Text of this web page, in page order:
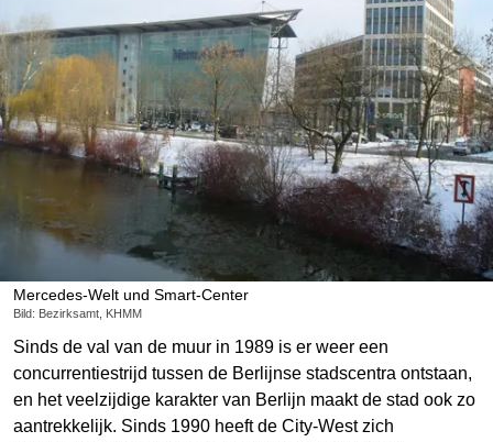
Mercedes-Welt und Smart-Center
Bild: Bezirksamt, KHMM
Sinds de val van de muur in 1989 is er weer een
concurrentiestrijd tussen de Berlijnse stadscentra ontstaan,
en het veelzijdige karakter van Berlijn maakt de stad ook zo
aantrekkelijk. Sinds 1990 heeft de City-West zich